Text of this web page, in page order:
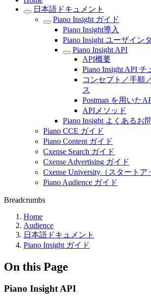
日本語ドキュメント
Piano Insight ガイド
Piano Insight導入
Piano Insight ユーザイン
Piano Insight API
API概要
Piano Insight API
コンセプト／手順
ス
Postman を用いた
APIメソッド
Piano Insight よくあるお
Piano CCE ガイド
Piano Content ガイド
Cxense Search ガイド
Cxense Advertising ガイド
Cxense University（スタートア
Piano Audience ガイド
Breadcrumbs
Home
Audience
日本語ドキュメント
Piano Insight ガイド
On this Page
Piano Insight API